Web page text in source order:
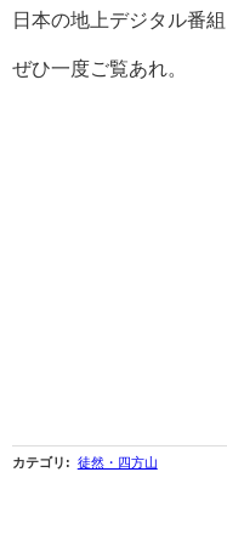
日本の地上デジタル番
ぜひ一度ご覧あれ。
カテゴリ : 徒然・四方山